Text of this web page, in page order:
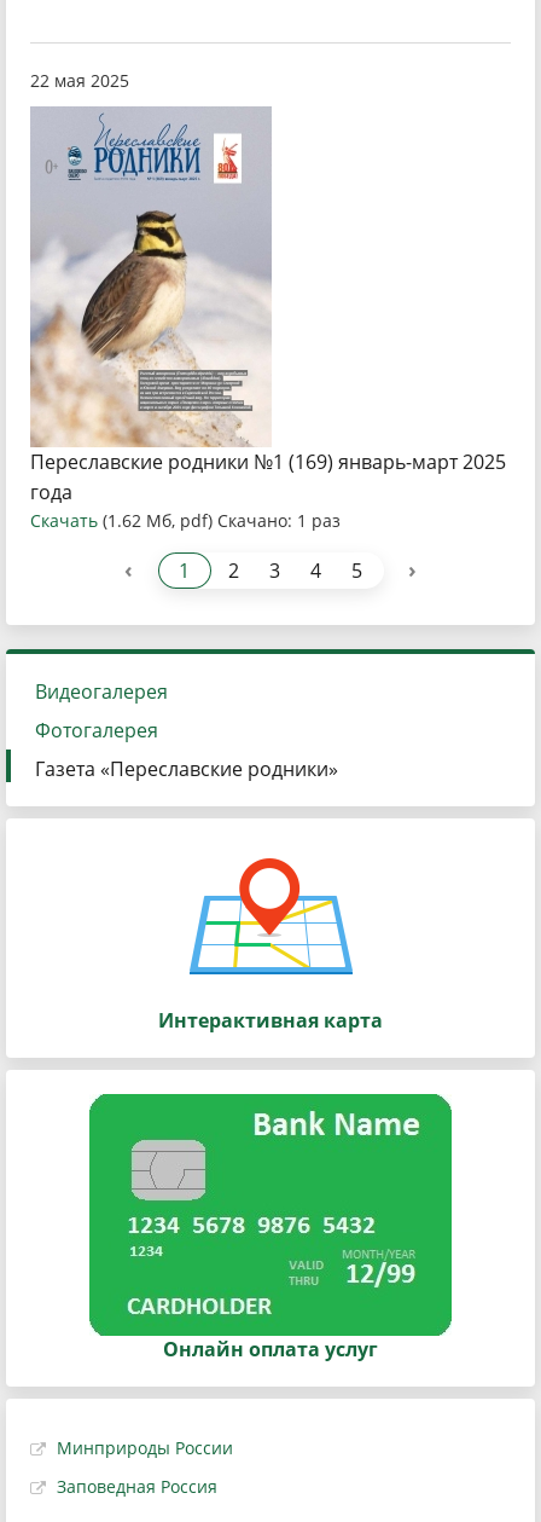
22 мая 2025
Переславские родники №1 (169) январь-март 2025
года
Скачать (1.62 Мб, pdf) Скачано: 1 раз
‹ 1 2 3 4 5 ›
Видеогалерея
Фотогалерея
Газета «Переславские родники»
Интерактивная карта
Онлайн оплата услуг
Минприроды России
Заповедная Россия